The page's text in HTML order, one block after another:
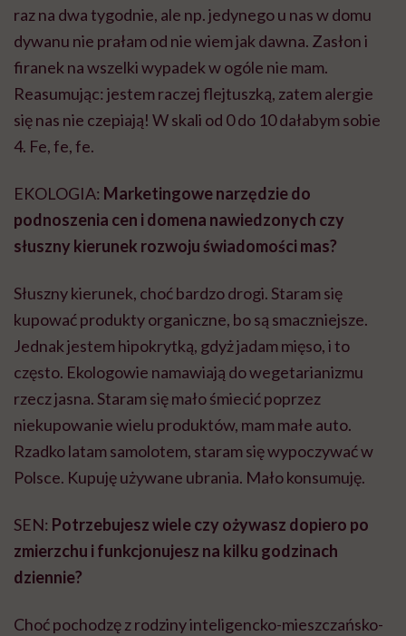
raz na dwa tygodnie, ale np. jedynego u nas w domu
dywanu nie prałam od nie wiem jak dawna. Zasłon i
firanek na wszelki wypadek w ogóle nie mam.
Reasumując: jestem raczej flejtuszką, zatem alergie
się nas nie czepiają! W skali od 0 do 10 dałabym sobie
4. Fe, fe, fe.
EKOLOGIA: Marketingowe narzędzie do
podnoszenia cen i domena nawiedzonych czy
słuszny kierunek rozwoju świadomości mas?
Słuszny kierunek, choć bardzo drogi. Staram się
kupować produkty organiczne, bo są smaczniejsze.
Jednak jestem hipokrytką, gdyż jadam mięso, i to
często. Ekologowie namawiają do wegetarianizmu
rzecz jasna. Staram się mało śmiecić poprzez
niekupowanie wielu produktów, mam małe auto.
Rzadko latam samolotem, staram się wypoczywać w
Polsce. Kupuję używane ubrania. Mało konsumuję.
SEN: Potrzebujesz wiele czy ożywasz dopiero po
zmierzchu i funkcjonujesz na kilku godzinach
dziennie?
Choć pochodzę z rodziny inteligencko-mieszczańsko-